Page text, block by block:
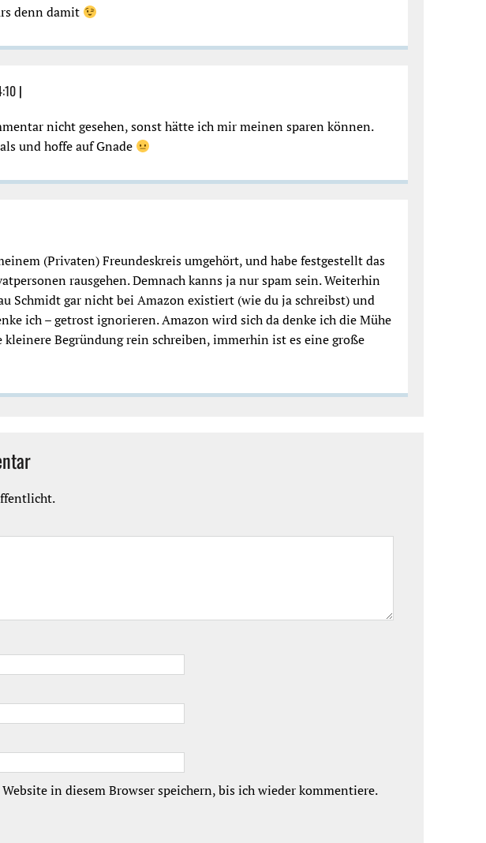
denn damit
|
nicht gesehen, sonst hätte ich mir meinen sparen können.
und hoffe auf Gnade
(Privaten) Freundeskreis umgehört, und habe festgestellt das
rausgehen. Demnach kanns ja nur spam sein. Weiterhin
Schmidt gar nicht bei Amazon existiert (wie du ja schreibst) und
ich – getrost ignorieren. Amazon wird sich da denke ich die Mühe
Begründung rein schreiben, immerhin ist es eine große
in diesem Browser speichern, bis ich wieder kommentiere.